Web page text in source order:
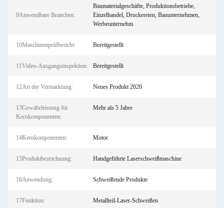
9Anwendbare Branchen:
Baumaterialgeschäfte, Produktionsbetriebe,
Einzelhandel, Druckereien, Bauunternehmen,
Werbeunternehm
10Maschinenprüfbericht: Bereitgestellt
11Video-Ausgangsinspektion: Bereitgestellt
12Art der Vermarktung: Neues Produkt 2020
13Gewährleistung für
Kernkomponenten:
Mehr als 5 Jahre
14Kernkomponenten: Motor
15Produktbezeichnung: Handgeführte Laserschweißmaschine
16Anwendung: Schweißende Produkte
17Funktion: Metallteil-Laser-Schweißen